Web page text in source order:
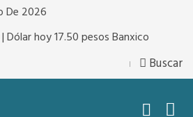
De 2026
| Dólar hoy 17.50 pesos Banxico
Buscar